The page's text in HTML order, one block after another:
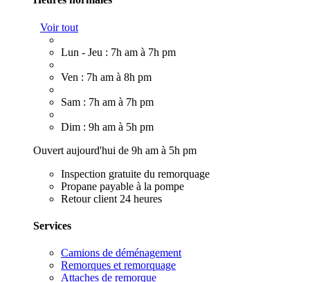
Voir tout
Lun - Jeu : 7h am à 7h pm
Ven : 7h am à 8h pm
Sam : 7h am à 7h pm
Dim : 9h am à 5h pm
Ouvert aujourd'hui de 9h am à 5h pm
Inspection gratuite du remorquage
Propane payable à la pompe
Retour client 24 heures
Services
Camions de déménagement
Remorques et remorquage
Attaches de remorque